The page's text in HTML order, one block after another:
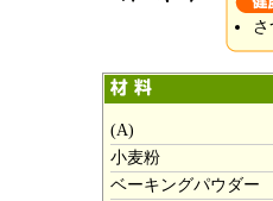
(A)
小麦粉
ベーキングパウダー